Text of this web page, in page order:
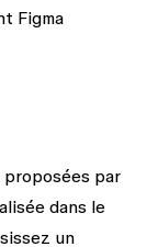
Figma
par
dans le
un